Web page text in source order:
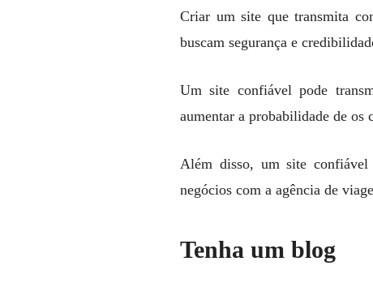
Criar um site que transmita
buscam segurança e
Um site confiável pode
aumentar a probabilidade de os
Além disso, um site confiável
negócios com a agência de
Tenha um blog